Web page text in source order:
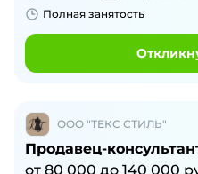
Полная занятость
ООО "ТЕКС СТИЛЬ"
Продавец-
от 80 000 до 140 000